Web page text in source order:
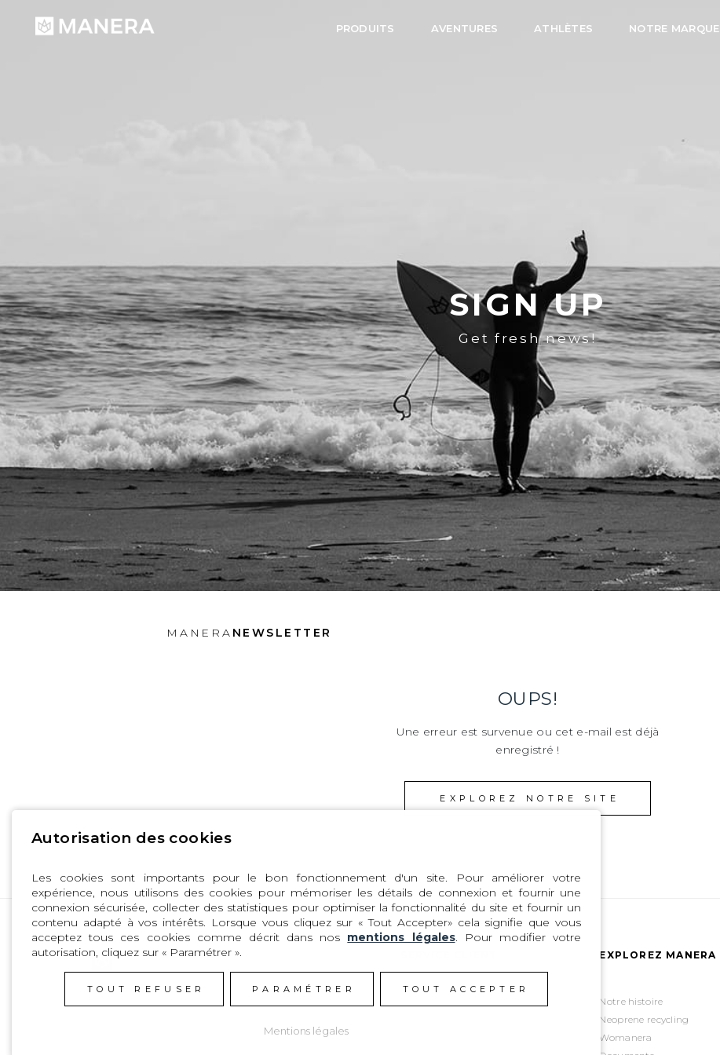
PRODUITS AVENTURES ATHLÈTES NOTRE MARQUE
SIGN UP
Get fresh news!
MANERA NEWSLETTER
OUPS!
Une erreur est survenue ou cet e-mail est déjà
enregistré !
EXPLOREZ NOTRE SITE
PRODUITS EXPLOREZ MANERA
Notre histoire
Neoprene recycling
Womanera
Autorisation des cookies
Les cookies sont importants pour le bon fonctionnement d'un site. Pour améliorer votre
expérience, nous utilisons des cookies pour mémoriser les détails de connexion et fournir une
connexion sécurisée, collecter des statistiques pour optimiser la fonctionnalité du site et fournir un
contenu adapté à vos intérêts. Lorsque vous cliquez sur « Tout Accepter» cela signifie que vous
acceptez tous ces cookies comme décrit dans nos mentions légales. Pour modifier votre
autorisation, cliquez sur « Paramétrer ».
TOUT REFUSER PARAMÉTRER TOUT ACCEPTER
Mentions légales